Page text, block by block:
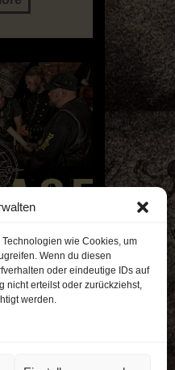
wie Cookies, um
Wenn du diesen
oder eindeutige IDs auf
nicht erteilst oder zurückziehst,
werden.